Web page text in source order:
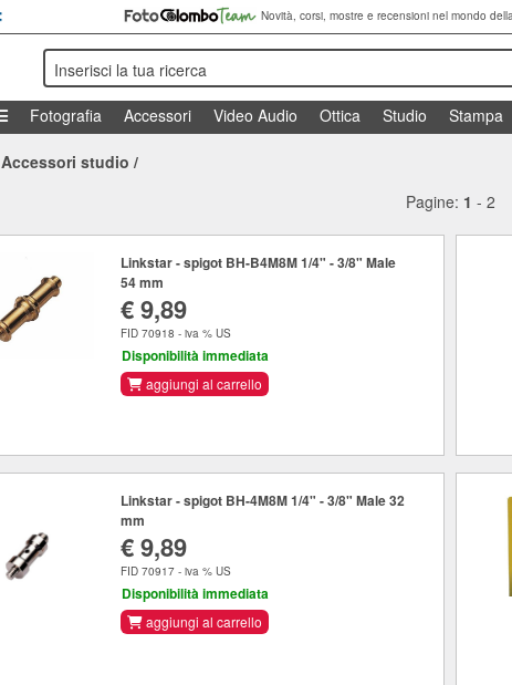
Novità, corsi, mostre e recensioni nel mondo
Inserisci la tua ricerca
Fotografia
Accessori Video Audio Ottica Studio Stampa
Accessori studio /
Pagine: 1 - 2
Linkstar - spigot BH-B4M8M 1/4" - 3/8" Male
54 mm
€ 9,89
FID 70918 - iva % US
Disponibilità immediata
aggiungi al carrello
Linkstar - spigot BH-4M8M 1/4" - 3/8" Male 32
mm
€ 9,89
FID 70917 - iva % US
Disponibilità immediata
aggiungi al carrello